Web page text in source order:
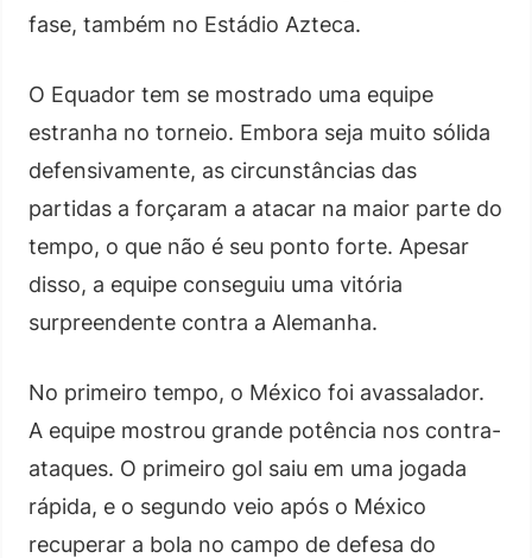
fase, também no Estádio Azteca.
O Equador tem se mostrado uma equipe
estranha no torneio. Embora seja muito sólida
defensivamente, as circunstâncias das
partidas a forçaram a atacar na maior parte do
tempo, o que não é seu ponto forte. Apesar
disso, a equipe conseguiu uma vitória
surpreendente contra a Alemanha.
No primeiro tempo, o México foi avassalador.
A equipe mostrou grande potência nos contra-
ataques. O primeiro gol saiu em uma jogada
rápida, e o segundo veio após o México
recuperar a bola no campo de defesa do